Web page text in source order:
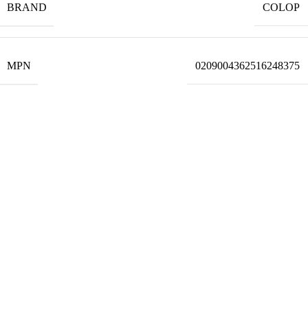
BRAND COLOP
MPN 0209004362516248375